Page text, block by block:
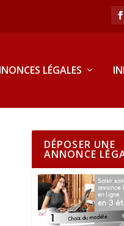
LÉGALES
DÉPOSER UNE
ANNONCE